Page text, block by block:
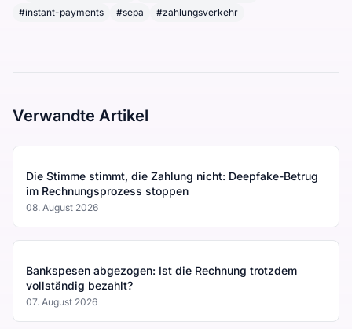
#instant-payments #sepa #zahlungsverkehr
Verwandte Artikel
Die Stimme stimmt, die Zahlung nicht: Deepfake-Betrug
im Rechnungsprozess stoppen
08. August 2026
Bankspesen abgezogen: Ist die Rechnung trotzdem
vollständig bezahlt?
07. August 2026